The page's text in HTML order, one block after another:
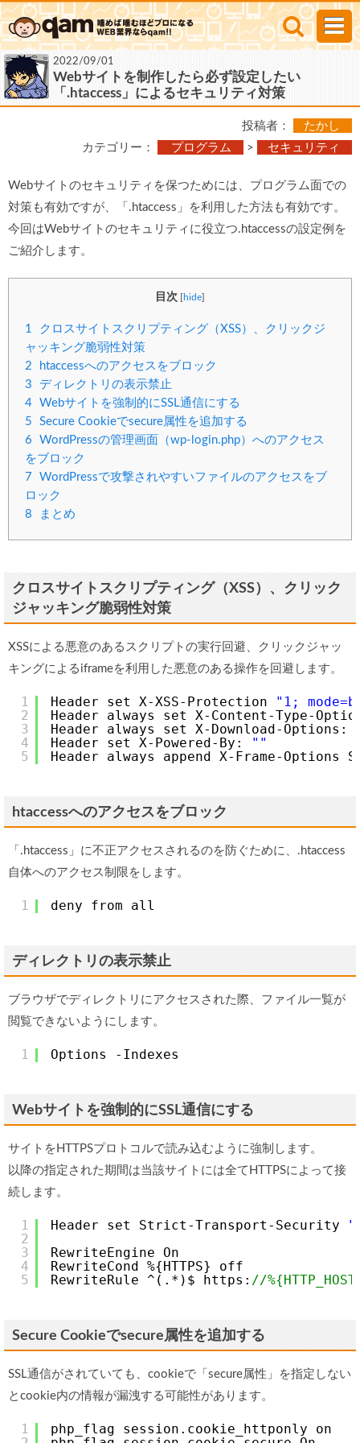
2022/09/01
Webサイトを制作したら必ず設定したい
「.htaccess」によるセキュリティ対策
投稿者：
たかし
カテゴリー：
プログラム > セキュリティ
Webサイトのセキュリティを保つためには、プログラム面での
対策も有効ですが、「.htaccess」を利用した方法も有効です。
今回はWebサイトのセキュリティに役立つ.htaccessの設定例を
ご紹介します。
目次 [hide]
1
クロスサイトスクリプティング（XSS）、クリックジ
ャッキング脆弱性対策
2
htaccessへのアクセスをブロック
3
ディレクトリの表示禁止
4 Webサイトを強制的にSSL通信にする
5
Secure Cookieでsecure属性を追加する
6
WordPressの管理画面（wp-login.php）へのアクセス
をブロック
7
WordPressで攻撃されやすいファイルのアクセスをブ
ロック
8
まとめ
クロスサイトスクリプティング（XSS）、クリック
ジャッキング脆弱性対策
XSSによる悪意のあるスクリプトの実行回避、クリックジャッ
キングによるiframeを利用した悪意のある操作を回避します。
1
2
3
4
5
Header set X-XSS-Protection
"1;
Header always set X-Content-Type-
Header always set X-Download-Options:
Header set X-Powered-By:
""
Header always append X-Frame-Options
htaccessへのアクセスをブロック
「.htaccess」に不正アクセスされるのを防ぐために、.htaccess
自体へのアクセス制限をします。
1 deny from all
ディレクトリの表示禁止
ブラウザでディレクトリにアクセスされた際、ファイル一覧が
閲覧できないようにします。
1 Options -Indexes
Webサイトを強制的にSSL通信にする
サイトをHTTPSプロトコルで読み込むように強制します。
以降の指定された期間は当該サイトには全てHTTPSによって接
続します。
1
2
3
4
5
Header set Strict-Transport-Security
RewriteEngine On
RewriteCond %{HTTPS} off
RewriteRule ^(.*)$ https: //
Secure Cookieでsecure属性を追加する
SSL通信がされていても、cookieで「secure属性」を指定しない
とcookie内の情報が漏洩する可能性があります。
1
php_flag session.cookie_httponly on